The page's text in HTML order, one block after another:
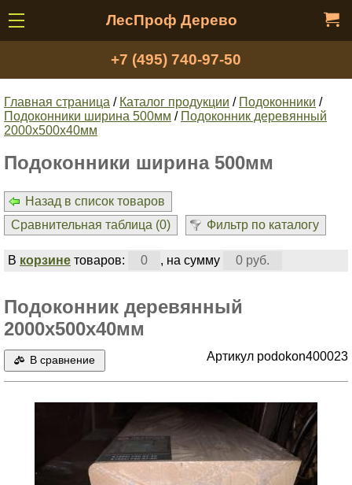
ЛесПроф Дерево
+7 (495) 740-97-50
Главная страница / Каталог продукции / Подоконники /
Подоконники ширина 500мм / Подоконник деревянный
2000x500х40мм
Подоконники ширина 500мм
Назад в список товаров
Сравнительная таблица (0) Фильтр по каталогу
В корзинетоваров: 0 , на сумму 0 руб.
Подоконник деревянный
2000x500х40мм
В сравнение Артикул podokon400023